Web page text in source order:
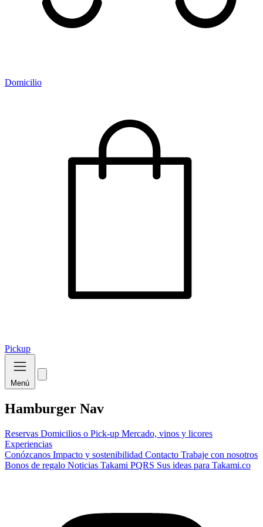
Domicilio
Pickup
Menú
Hamburger Nav
Reservas Domicilios o Pick-up Mercado, vinos y licores
Experiencias
Conózcanos Impacto y sostenibilidad Contacto Trabaje con nosotros
Bonos de regalo Noticias Takami PQRS Sus ideas para Takami.co